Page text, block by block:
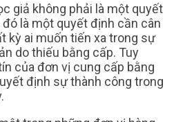
giả không phải là một quyết
đó là một quyết định cần cân
kỳ ai muốn tiến xa trong sự
do thiếu bằng cấp. Tuy
của đơn vị cung cấp bằng
định sự thành công trong